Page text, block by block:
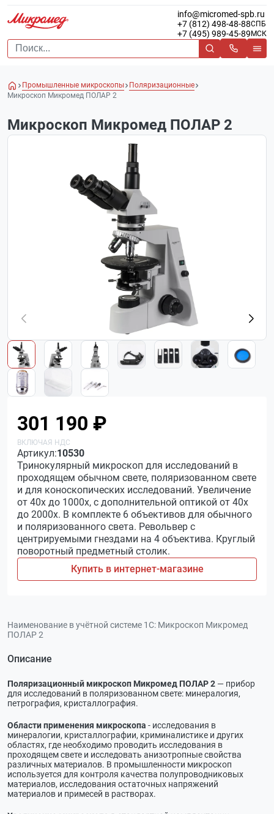
info@micromed-spb.ru
+7 (812) 498-48-88СПБ
+7 (495) 989-45-89 МСК
Промышленные микроскопы
Поляризационные
Микроскоп Микромед ПОЛАР 2
Микроскоп Микромед ПОЛАР 2
301 190 ₽
Артикул:10530
Тринокулярный микроскоп для исследований в
проходящем обычном свете, поляризованном свете
и для коноскопических исследований. Увеличение
от 40х до 1000х, с дополнительной оптикой от 40х
до 2000х. В комплекте 6 объективов для обычного
и поляризованного света. Револьвер с
центрируемыми гнездами на 4 объектива. Круглый
поворотный предметный столик.
Купить в интернет-магазине
Наименование в учётной системе 1С: Микроскоп Микромед
ПОЛАР 2
Описание
Поляризационный микроскоп Микромед ПОЛАР 2 — прибор
для исследований в поляризованном свете: минералогия,
петрография, кристаллография.
Области применения микроскопа - исследования в
минералогии, кристаллографии, криминалистике и других
областях, где необходимо проводить исследования в
проходящем свете и исследовать анизотропные свойства
различных материалов. В промышленности микроскоп
используется для контроля качества полупроводниковых
материалов, исследования остаточных напряжений
материалов и примесей в растворах.